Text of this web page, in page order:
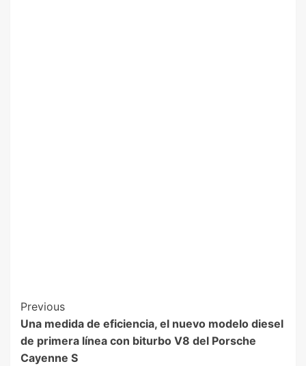
Previous
Una medida de eficiencia, el nuevo modelo diesel
de primera línea con biturbo V8 del Porsche
Cayenne S